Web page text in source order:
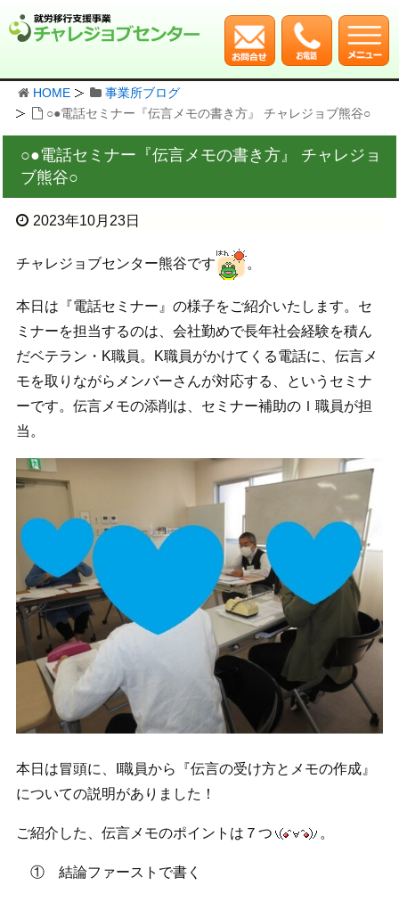
HOME
事業所ブログ
○●電話セミナー『伝言メモの書き方』 チャレジョブ熊谷○
○●電話セミナー『伝言メモの書き方』 チャレジョ
ブ熊谷○
2023年10月23日
チャレジョブセンター熊谷です
本日は『電話セミナー』の様子をご紹介いたします。セ
ミナーを担当するのは、会社勤めで長年社会経験を積ん
だベテラン・K職員。K職員がかけてくる電話に、伝言メ
モを取りながらメンバーさんが対応する、というセミナ
ーです。伝言メモの添削は、セミナー補助のＩ職員が担
当。
本日は冒頭に、I職員から『伝言の受け方とメモの作成』
についての説明がありました！
ご紹介した、伝言メモのポイントは７つ 。
① 結論ファーストで書く